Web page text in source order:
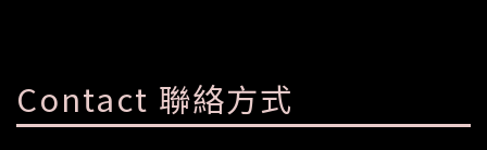
Contact 聯絡方式